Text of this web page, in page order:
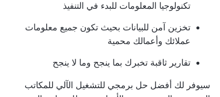
تكنولوجيا المعلومات للبدء في التنفيذ
تخزين آمن للبيانات بحيث تكون جميع معلومات
عملائك وأعمالك محمية
تقارير ثاقبة تخبرك بما ينجح وما لا ينجح
سيوفر لك أفضل حل برمجي للتشغيل الآلي للمكاتب